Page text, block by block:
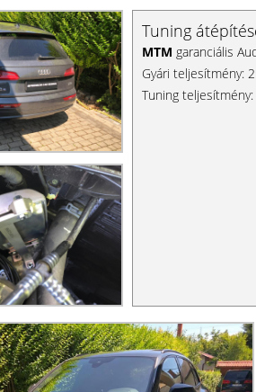
Tuning
MTM garanciális
Gyári teljesítmény:
Tuning teljesítmény: